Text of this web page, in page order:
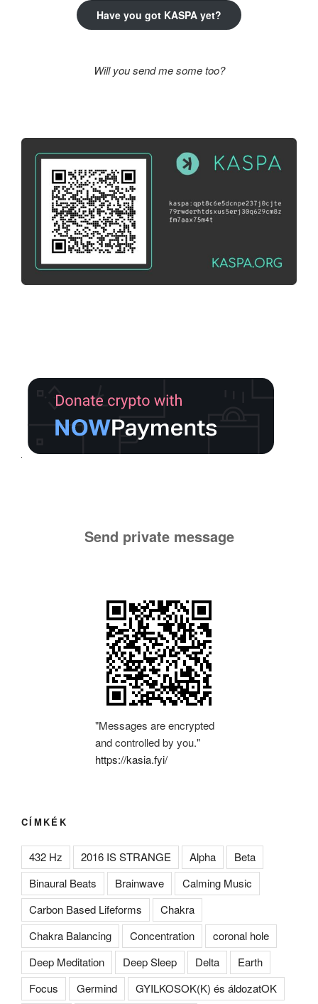
Have you got KASPA yet?
Will you send me some too?
Send private message
"Messages are encrypted
and controlled by you."
https://kasia.fyi/
CÍMKÉK
432 Hz 2016 IS STRANGE Alpha
Beta
Binaural Beats
Brainwave
Calming Music
Carbon Based Lifeforms
Chakra
Chakra Balancing
Concentration
coronal hole
Deep Meditation
Deep Sleep Delta
Earth
Focus
Germind GYILKOSOK(K) és áldozatOK